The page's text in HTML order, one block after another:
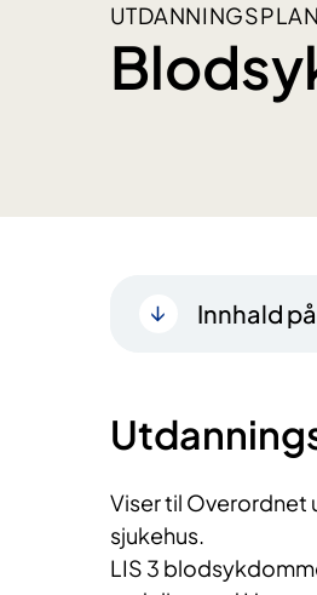
UTDANNINGSPLAN
Innhald
Viser til Overordnet
sjukehus.
LIS 3